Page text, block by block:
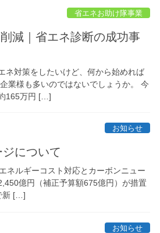
省エネお助け隊事業
減｜省エネ診断の成功事
ネ対策をしたいけど、何から始めれば
業様も多いのではないでしょうか。 今
165万円 […]
お知らせ
について
ネルギーコスト対応とカーボンニュー
億円（補正予算額675億円）が措置
新 […]
お知らせ